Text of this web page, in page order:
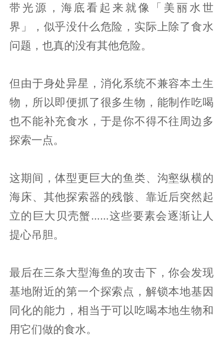
带光源，海底看起来就像「美丽水世
界」，似乎没什么危险，实际上除了食水
问题，也真的没有其他危险。
但由于身处异星，消化系统不兼容本土生
物，所以即便抓了很多生物，能制作吃喝
也不能补充食水，于是你不得不往周边多
探索一点。
这期间，体型更巨大的鱼类、沟壑纵横的
海床、其他探索器的残骸、靠近后突然起
立的巨大贝壳蟹……这些要素会逐渐让人
提心吊胆。
最后在三条大型海鱼的攻击下，你会发现
基地附近的第一个探索点，解锁本地基因
同化的能力，相当于可以吃喝本地生物和
用它们做的食水。